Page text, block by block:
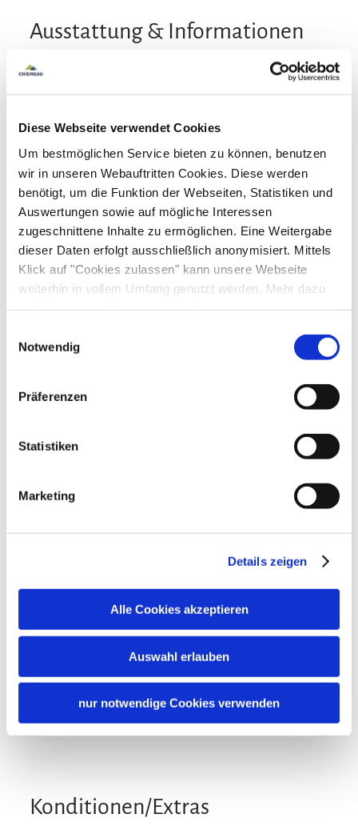
Diese Webseite verwendet Cookies
Um bestmöglichen Service bieten zu können, benutzen
wir in unseren Webauftritten Cookies. Diese werden
benötigt, um die Funktion der Webseiten, Statistiken und
Auswertungen sowie auf mögliche Interessen
zugeschnittene Inhalte zu ermöglichen. Eine Weitergabe
dieser Daten erfolgt ausschließlich anonymisiert. Mittels
Klick auf "Cookies zulassen" kann unsere Webseite
weiterhin in vollem Umfang genutzt werden. Mehr dazu
steht in unserer Datenschutzerklärung.
gelistet.
Notwendig
Präferenzen
Statistiken
Marketing
Details zeigen
Alle Cookies akzeptieren
Auswahl erlauben
nur notwendige Cookies verwenden
Ausstattung & Informationen
Anreise: 14:00 Uhr - 20:00 Uhr Abreise: ab 10:00 Uhr
Services
kostenloser Parkplatz
Parkplatz am Haus
Gepäckaufbewahrung
Flexible Stornierung
Zahlungsoptionen vor Ort
Ausschließlich Barzahlung
Aktivitäten
Angeln Radfahren Skifahren
Tennisplatz
Nichtraucherunterkunft (Alle öffentlichen und privaten
Bereiche sind Nichtraucherzonen)
Lage
Besonders ruhige Lage
Familienangebote
Kostenfreies Babybett von 0-2 Jahren
Konditionen/Extras